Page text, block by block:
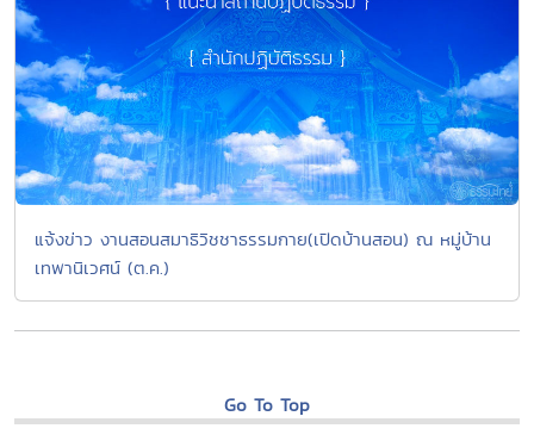
แจ้งข่าว งานสอนสมาธิวิชชาธรรมกาย(เปิดบ้านสอน) ณ หมู่บ้าน
เทพานิเวศน์ (ต.ค.)
Go To Top